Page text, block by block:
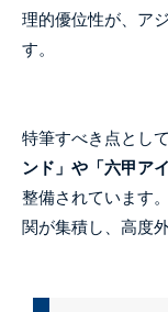
理的優位性が、ア
す。
特筆すべき点とし
ンド」や「六甲ア
整備されています
関が集積し、高度